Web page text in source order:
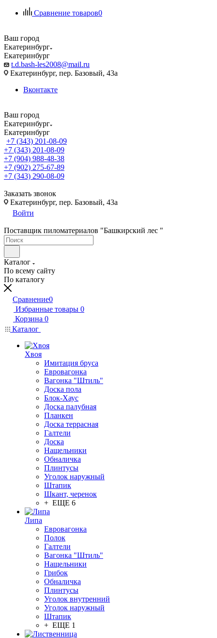
Сравнение товаров0
Ваш город
Екатеринбург
Екатеринбург
t.d.bash-les2008@mail.ru
Екатеринбург, пер. Базовый, 43а
Вконтакте
Ваш город
Екатеринбург
Екатеринбург
+7 (343) 201-08-09
+7 (343) 201-08-09
+7 (904) 988-48-38
+7 (902) 275-67-89
+7 (343) 290-08-09
Заказать звонок
Екатеринбург, пер. Базовый, 43а
Войти
Поставщик пиломатериалов "Башкирский лес "
Каталог
По всему сайту
По каталогу
Сравнение0
Избранные товары 0
Корзина 0
Каталог
Хвоя
Имитация бруса
Евровагонка
Вагонка "Штиль"
Доска пола
Блок-Хаус
Доска палубная
Планкен
Доска террасная
Галтели
Доска
Нащельники
Обналичка
Плинтусы
Уголок наружный
Штапик
Шкант, черенок
+ ЕЩЕ 6
Липа
Евровагонка
Полок
Галтели
Вагонка "Штиль"
Нащельники
Грибок
Обналичка
Плинтусы
Уголок внутренний
Уголок наружный
Штапик
+ ЕЩЕ 1